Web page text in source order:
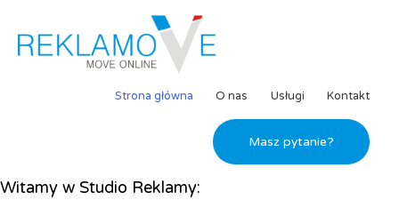
Strona główna O nas Usługi Kontakt
Masz pytanie?
Witamy w Studio Reklamy: